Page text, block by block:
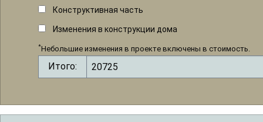
Конструктивная часть
Изменения в конструкции дома
*Небольшие изменения в проекте включены в стоимость.
Итого: